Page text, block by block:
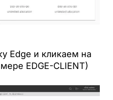
Edge и кликаем на
EDGE-CLIENT)